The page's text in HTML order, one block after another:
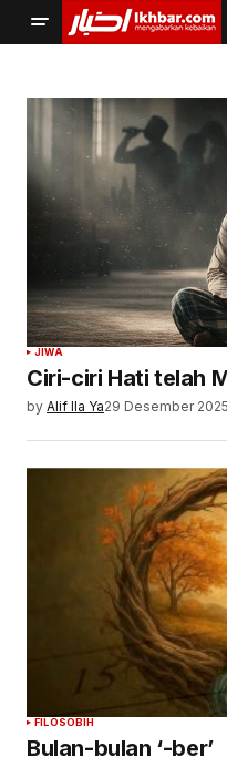
JIWA
Ciri-ciri Hati telah
by Alif Ila Ya29 Desember 2025
FILOSOBIH
Bulan-bulan ‘-ber’